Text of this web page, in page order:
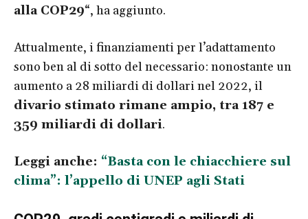
alla COP29“, ha aggiunto.
Attualmente, i finanziamenti per l’adattamento
sono ben al di sotto del necessario: nonostante un
aumento a 28 miliardi di dollari nel 2022, il
divario stimato rimane ampio, tra 187 e
359 miliardi di dollari.
Leggi anche: “Basta con le chiacchiere sul
clima”: l’appello di UNEP agli Stati